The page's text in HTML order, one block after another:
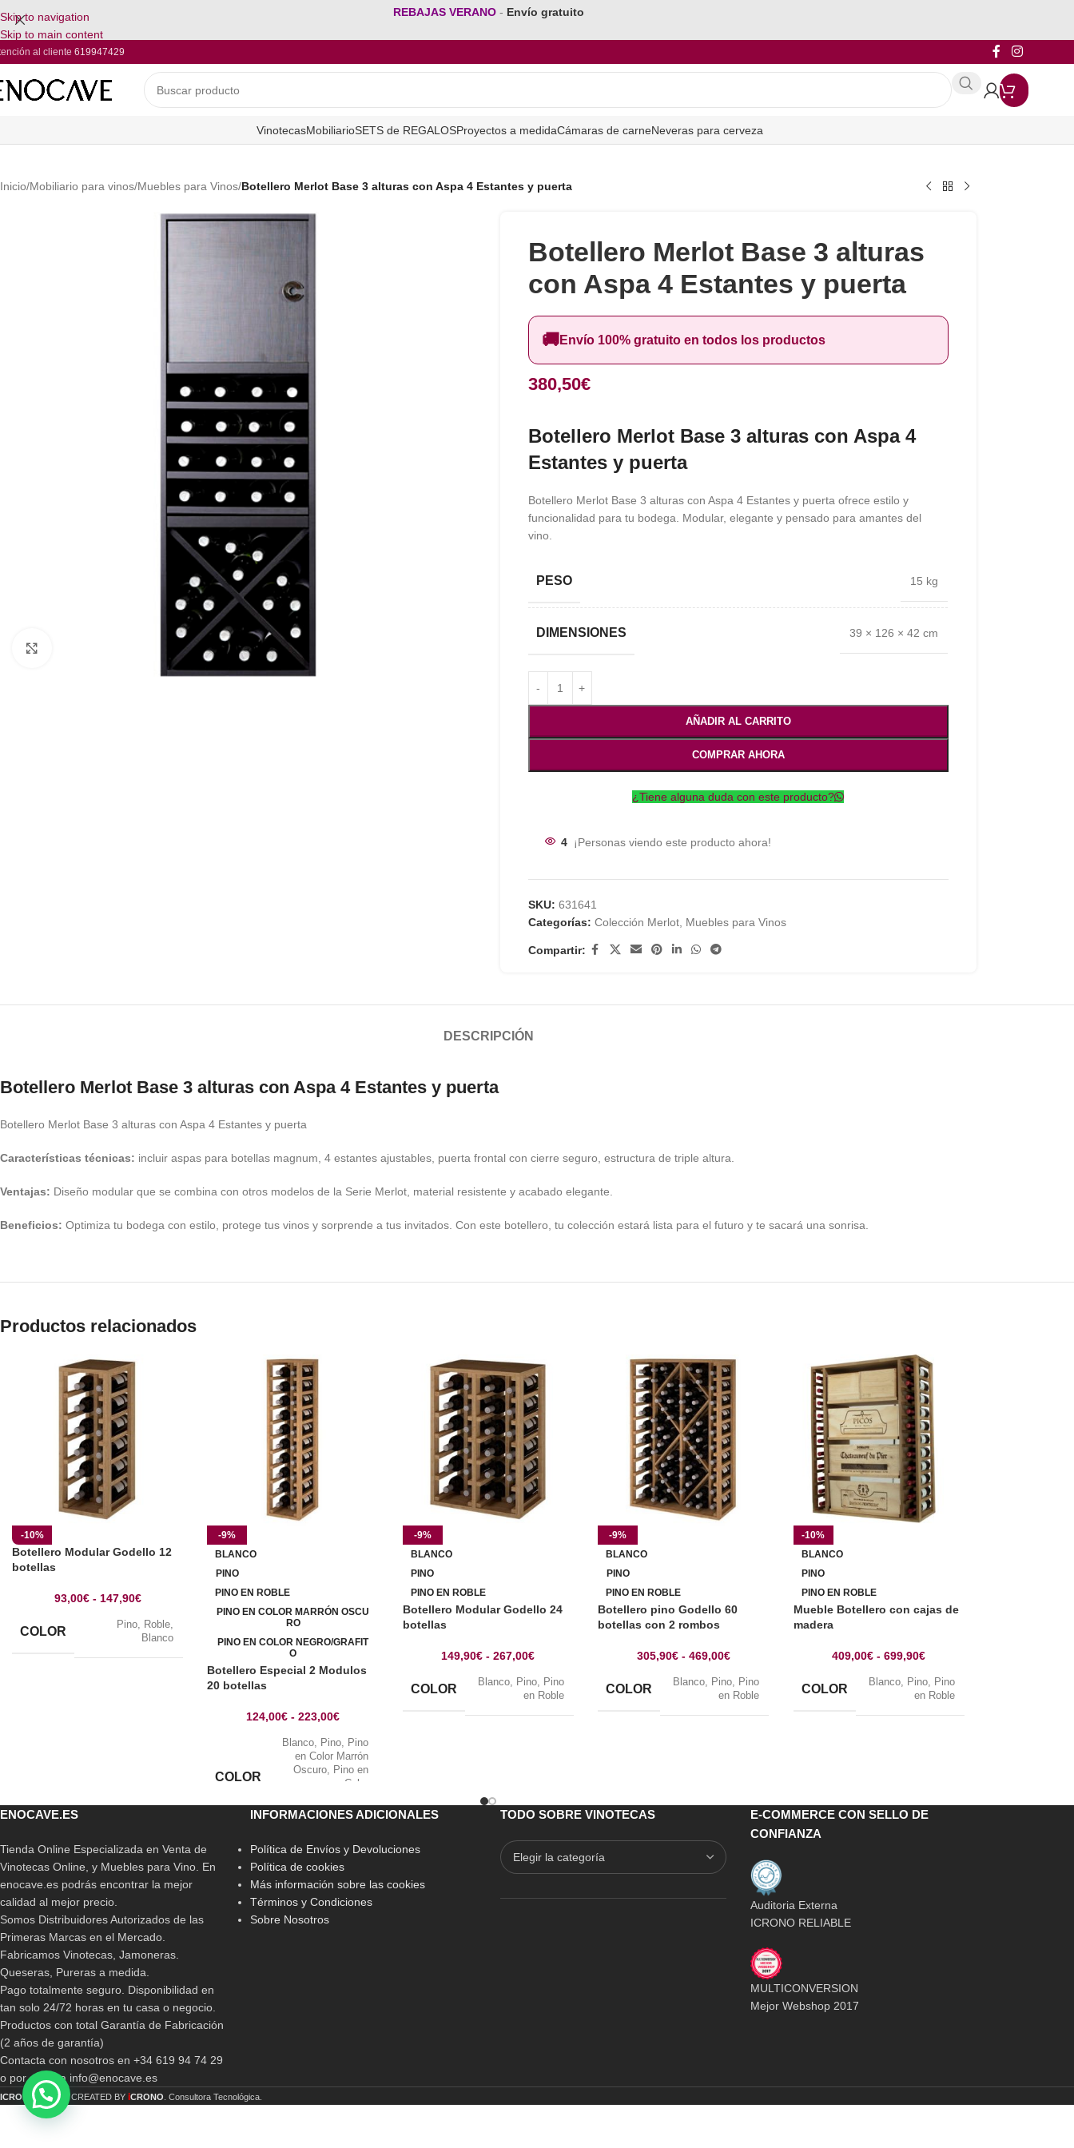
Skip to navigation
Skip to main content
REBAJAS VERANO - Envío gratuito
al cliente 619947429
VinotecasMobiliarioSETS de REGALOSProyectos a medidaCámaras de carneNeveras para cerveza
Inicio/Mobiliario para vinos/Muebles para Vinos/Botellero Merlot Base 3 alturas con Aspa 4 Estantes y puerta
Botellero Merlot Base 3 alturas
con Aspa 4 Estantes y puerta
🚚Envío 100% gratuito en todos los productos
380,50€
Botellero Merlot Base 3 alturas con Aspa 4
Estantes y puerta
Botellero Merlot Base 3 alturas con Aspa 4 Estantes y puerta ofrece estilo y
funcionalidad para tu bodega. Modular, elegante y pensado para amantes del
vino.
PESO 15 kg
DIMENSIONES 39 × 126 × 42 cm
AÑADIR AL CARRITO
COMPRAR AHORA
¿Tiene alguna duda con este producto?
4 ¡Personas viendo este producto ahora!
SKU: 631641
Categorías: Colección Merlot, Muebles para Vinos
Compartir:
DESCRIPCIÓN
Botellero Merlot Base 3 alturas con Aspa 4 Estantes y puerta
Botellero Merlot Base 3 alturas con Aspa 4 Estantes y puerta
Características técnicas: incluir aspas para botellas magnum, 4 estantes ajustables, puerta frontal con cierre seguro, estructura de triple altura.
Ventajas: Diseño modular que se combina con otros modelos de la Serie Merlot, material resistente y acabado elegante.
Beneficios: Optimiza tu bodega con estilo, protege tus vinos y sorprende a tus invitados. Con este botellero, tu colección estará lista para el futuro y te sacará una sonrisa.
Productos relacionados
-10%
Botellero Modular Godello 12
botellas
93,00€ - 147,90€
COLOR Pino, Roble,
Blanco
-9%
BLANCO
PINO
PINO EN ROBLE
PINO EN COLOR MARRÓN OSCU
RO
PINO EN COLOR NEGRO/GRAFIT
O
Botellero Especial 2 Modulos
20 botellas
124,00€ - 223,00€
COLOR
Blanco, Pino, Pino
en Color Marrón
Oscuro, Pino en
Color
en Roble
-9%
BLANCO
PINO
PINO EN ROBLE
Botellero Modular Godello 24
botellas
149,90€ - 267,00€
COLOR Blanco, Pino, Pino
en Roble
-9%
BLANCO
PINO
PINO EN ROBLE
Botellero pino Godello 60
botellas con 2 rombos
305,90€ - 469,00€
COLOR Blanco, Pino, Pino
en Roble
-10%
BLANCO
PINO
PINO EN ROBLE
Mueble Botellero con cajas de
madera
409,00€ - 699,90€
COLOR Blanco, Pino, Pino
en Roble
ENOCAVE.ES
Tienda Online Especializada en Venta de
Vinotecas Online, y Muebles para Vino. En
enocave.es podrás encontrar la mejor
calidad al mejor precio.
Somos Distribuidores Autorizados de las
Primeras Marcas en el Mercado.
Fabricamos Vinotecas, Jamoneras.
Queseras, Pureras a medida.
Pago totalmente seguro. Disponibilidad en
tan solo 24/72 horas en tu casa o negocio.
Productos con total Garantía de Fabricación
(2 años de garantía)
Contacta con nosotros en +34 619 94 74 29
o por email a info@enocave.es
INFORMACIONES ADICIONALES
Política de Envíos y Devoluciones
Política de cookies
Más información sobre las cookies
Términos y Condiciones
Sobre Nosotros
TODO SOBRE VINOTECAS
E-COMMERCE CON SELLO DE
CONFIANZA
Auditoria Externa
ICRONO RELIABLE
MULTICONVERSION
Mejor Webshop 2017
ICRONO 2019 CREATED BY iCRONO . Consultora Tecnológica.